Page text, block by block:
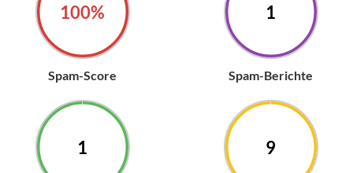
100%
Spam-Score
1
Spam-Berichte
1 9